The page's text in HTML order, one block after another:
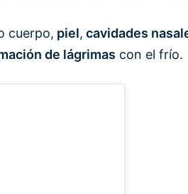
cuerpo, piel, cavidades
de lágrimas con el frío.